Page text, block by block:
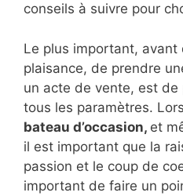
conseils à suivre pour
Le plus important, avant
plaisance, de prendre
un acte de vente, est de
tous les paramètres.
bateau d’occasion, et
il est important que la
passion et le coup de
important de faire un